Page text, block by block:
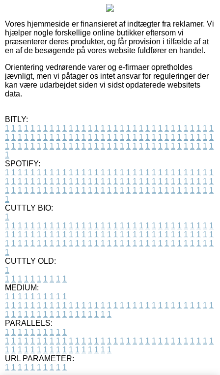
Vores hjemmeside er finansieret af indtægter fra reklamer. Vi
hjælper nogle forskellige online butikker eftersom vi
præsenterer deres produkter, og får provision i tilfælde af at
en af de besøgende på vores website fuldfører en handel.
Orientering vedrørende varer og e-firmaer opretholdes
jævnligt, men vi påtager os intet ansvar for reguleringer der
kan være udarbejdet siden vi sidst opdaterede websitets
data.
BITLY:
1 1 1 1 1 1 1 1 1 1 1 1 1 1 1 1 1 1 1 1 1 1 1 1 1 1 1 1 1 1 1 1 1
1 1 1 1 1 1 1 1 1 1 1 1 1 1 1 1 1 1 1 1 1 1 1 1 1 1 1 1 1 1 1 1 1
1 1 1 1 1 1 1 1 1 1 1 1 1 1 1 1 1 1 1 1 1 1 1 1 1 1 1 1 1 1 1 1 1
1
SPOTIFY:
1 1 1 1 1 1 1 1 1 1 1 1 1 1 1 1 1 1 1 1 1 1 1 1 1 1 1 1 1 1 1 1 1
1 1 1 1 1 1 1 1 1 1 1 1 1 1 1 1 1 1 1 1 1 1 1 1 1 1 1 1 1 1 1 1 1
1 1 1 1 1 1 1 1 1 1 1 1 1 1 1 1 1 1 1 1 1 1 1 1 1 1 1 1 1 1 1 1 1
1
CUTTLY BIO:
1
1 1 1 1 1 1 1 1 1 1 1 1 1 1 1 1 1 1 1 1 1 1 1 1 1 1 1 1 1 1 1 1 1
1 1 1 1 1 1 1 1 1 1 1 1 1 1 1 1 1 1 1 1 1 1 1 1 1 1 1 1 1 1 1 1 1
1 1 1 1 1 1 1 1 1 1 1 1 1 1 1 1 1 1 1 1 1 1 1 1 1 1 1 1 1 1 1 1 1
1
CUTTLY OLD:
1
1 1 1 1 1 1 1 1 1 1
MEDIUM:
1 1 1 1 1 1 1 1 1 1
1 1 1 1 1 1 1 1 1 1 1 1 1 1 1 1 1 1 1 1 1 1 1 1 1 1 1 1 1 1 1 1 1
1 1 1 1 1 1 1 1 1 1 1 1 1 1 1 1 1
PARALLELS:
1 1 1 1 1 1 1 1 1 1
1 1 1 1 1 1 1 1 1 1 1 1 1 1 1 1 1 1 1 1 1 1 1 1 1 1 1 1 1 1 1 1 1
1 1 1 1 1 1 1 1 1 1 1 1 1 1 1 1 1
URL PARAMETER:
1 1 1 1 1 1 1 1 1 1